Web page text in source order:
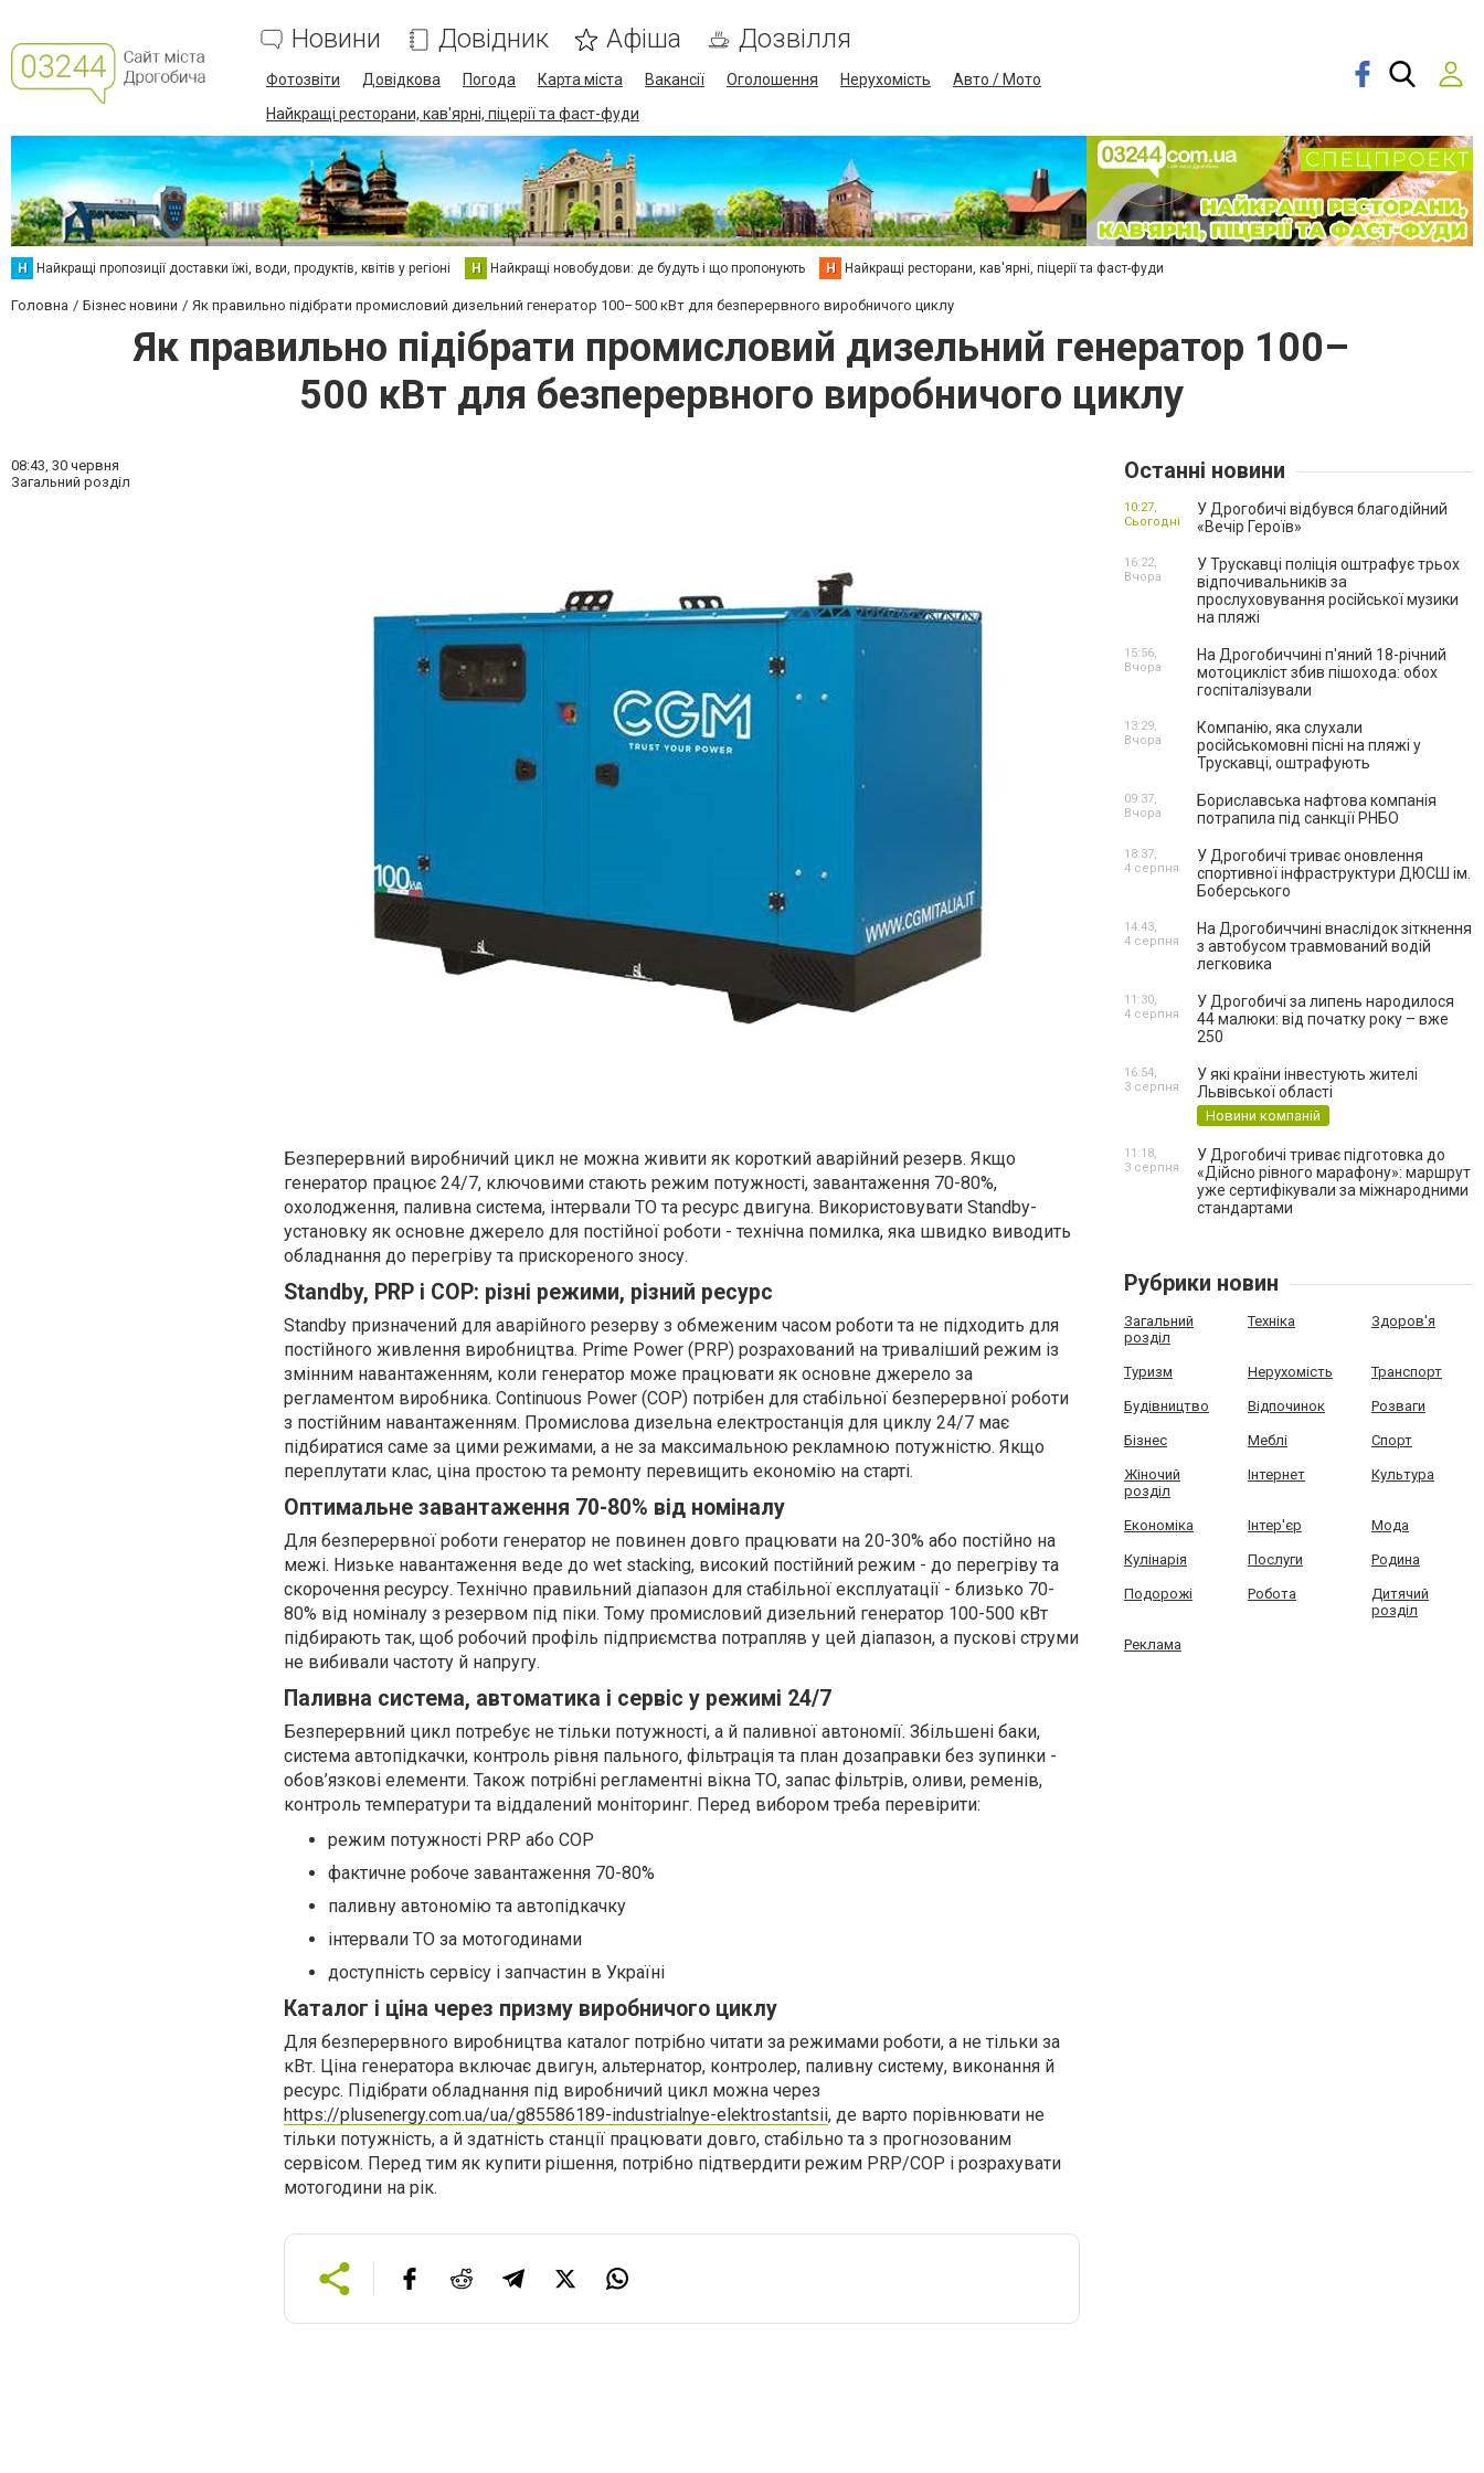
Новини Довідник Афіша Дозвілля
Фотозвіти Довідкова Погода Карта міста Вакансії Оголошення Нерухомість
Авто / Мото
Найкращі ресторани, кав'ярні, піцерії та фаст-фуди
Н Найкращі пропозиції доставки їжі, води, продуктів, квітів у регіоні Н Найкращі новобудови: де будуть і що пропонують Н Найкращі ресторани, кав'ярні, піцерії та фаст-фуди
Головна Бізнес новини Як правильно підібрати промисловий дизельний генератор 100–500 кВт для безперервного виробничого циклу
Як правильно підібрати промисловий дизельний генератор 100–
500 кВт для безперервного виробничого циклу
08:43, 30 червня
Загальний розділ
Безперервний виробничий цикл не можна живити як короткий аварійний резерв. Якщо
генератор працює 24/7, ключовими стають режим потужності, завантаження 70-80%,
охолодження, паливна система, інтервали ТО та ресурс двигуна. Використовувати Standby-
установку як основне джерело для постійної роботи - технічна помилка, яка швидко виводить
обладнання до перегріву та прискореного зносу.
Standby, PRP і COP: різні режими, різний ресурс
Standby призначений для аварійного резерву з обмеженим часом роботи та не підходить для
постійного живлення виробництва. Prime Power (PRP) розрахований на триваліший режим із
змінним навантаженням, коли генератор може працювати як основне джерело за
регламентом виробника. Continuous Power (COP) потрібен для стабільної безперервної роботи
з постійним навантаженням. Промислова дизельна електростанція для циклу 24/7 має
підбиратися саме за цими режимами, а не за максимальною рекламною потужністю. Якщо
переплутати клас, ціна простою та ремонту перевищить економію на старті.
Оптимальне завантаження 70-80% від номіналу
Для безперервної роботи генератор не повинен довго працювати на 20-30% або постійно на
межі. Низьке навантаження веде до wet stacking, високий постійний режим - до перегріву та
скорочення ресурсу. Технічно правильний діапазон для стабільної експлуатації - близько 70-
80% від номіналу з резервом під піки. Тому промисловий дизельний генератор 100-500 кВт
підбирають так, щоб робочий профіль підприємства потрапляв у цей діапазон, а пускові струми
не вибивали частоту й напругу.
Паливна система, автоматика і сервіс у режимі 24/7
Безперервний цикл потребує не тільки потужності, а й паливної автономії. Збільшені баки,
система автопідкачки, контроль рівня пального, фільтрація та план дозаправки без зупинки -
обов’язкові елементи. Також потрібні регламентні вікна ТО, запас фільтрів, оливи, ременів,
контроль температури та віддалений моніторинг. Перед вибором треба перевірити:
режим потужності PRP або COP
фактичне робоче завантаження 70-80%
паливну автономію та автопідкачку
інтервали ТО за мотогодинами
доступність сервісу і запчастин в Україні
Каталог і ціна через призму виробничого циклу
Для безперервного виробництва каталог потрібно читати за режимами роботи, а не тільки за
кВт. Ціна генератора включає двигун, альтернатор, контролер, паливну систему, виконання й
ресурс. Підібрати обладнання під виробничий цикл можна через
https://plusenergy.com.ua/ua/g85586189-industrialnye-elektrostantsii, де варто порівнювати не
тільки потужність, а й здатність станції працювати довго, стабільно та з прогнозованим
сервісом. Перед тим як купити рішення, потрібно підтвердити режим PRP/COP і розрахувати
мотогодини на рік.
Останні новини
У Дрогобичі відбувся благодійний
«Вечір Героїв»
10:27,
Сьогодні
У Трускавці поліція оштрафує трьох
відпочивальників за
прослуховування російської музики
на пляжі
16:22,
Вчора
На Дрогобиччині п'яний 18-річний
мотоцикліст збив пішохода: обох
госпіталізували
15:56,
Вчора
Компанію, яка слухали
російськомовні пісні на пляжі у
Трускавці, оштрафують
13:29,
Вчора
Бориславська нафтова компанія
потрапила під санкції РНБО
09:37,
Вчора
У Дрогобичі триває оновлення
спортивної інфраструктури ДЮСШ ім.
Боберського
18:37,
4 серпня
На Дрогобиччині внаслідок зіткнення
з автобусом травмований водій
легковика
14:43,
4 серпня
У Дрогобичі за липень народилося
44 малюки: від початку року – вже
250
11:30,
4 серпня
У які країни інвестують жителі
Львівської області
Новини компаній
16:54,
3 серпня
У Дрогобичі триває підготовка до
«Дійсно рівного марафону»: маршрут
уже сертифікували за міжнародними
стандартами
11:18,
3 серпня
Рубрики новин
Загальний
розділ
Техніка Здоров'я
Туризм Нерухомість Транспорт
Будівництво Відпочинок Розваги
Бізнес Меблі Спорт
Жіночий
розділ
Інтернет Культура
Економіка Інтер'єр Мода
Кулінарія Послуги Родина
Подорожі Робота
Дитячий
розділ
Реклама